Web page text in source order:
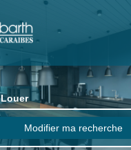
Louer
Modifier ma recherche